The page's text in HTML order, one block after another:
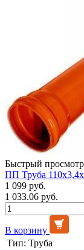
Быстрый просмотр
ПП Труба
1 099 руб.
1 033.06 руб.
В корзину
Тип: Труба